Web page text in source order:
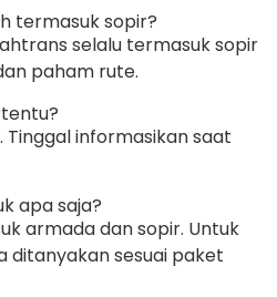
termasuk sopir?
selalu termasuk sopir
paham rute.
Tinggal informasikan saat
apa saja?
armada dan sopir. Untuk
ditanyakan sesuai paket